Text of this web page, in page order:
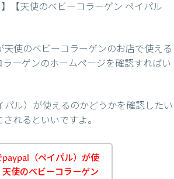
【天使のベビーコラーゲン ペイパル
使のベビーコラーゲンのお店で使える
ーゲンのホームページを確認すればい
ル）が使えるのかどうかを確認したい
れるといいですよ。
（ペイパル）が使
使のベビーコラーゲン